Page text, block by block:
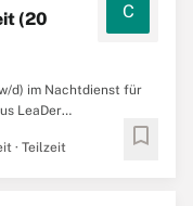
(20
C
d) im Nachtdienst für
LeaDer
unterstützen,
· Teilzeit bookmark